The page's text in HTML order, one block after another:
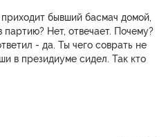
бывший басмач домой,
Нет, отвечает. Почему?
- да. Ты чего соврать не
в президиуме сидел. Так кто